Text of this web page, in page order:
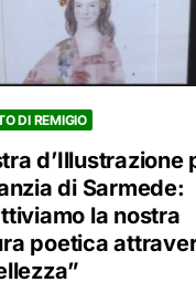
DI REMIGIO
d’Illustrazione
di Sarmede:
la nostra
poetica